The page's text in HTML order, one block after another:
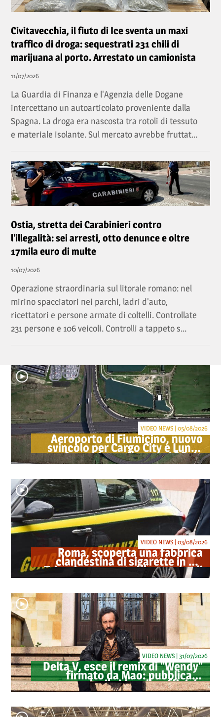
Civitavecchia, il fiuto di Ice sventa un maxi
traffico di droga: sequestrati 231 chili di
marijuana al porto. Arrestato un camionista
11/07/2026
La Guardia di Finanza e l'Agenzia delle Dogane
intercettano un autoarticolato proveniente dalla
Spagna. La droga era nascosta tra rotoli di tessuto
e materiale isolante. Sul mercato avrebbe fruttat...
Ostia, stretta dei Carabinieri contro
l'illegalità: sei arresti, otto denunce e oltre
17mila euro di multe
10/07/2026
Operazione straordinaria sul litorale romano: nel
mirino spacciatori nei parchi, ladri d'auto,
ricettatori e persone armate di coltelli. Controllate
231 persone e 106 veicoli. Controlli a tappeto s...
Aeroporto di Fiumicino, nuovo
svincolo per Cargo City e Lunga
Sosta: investimento ADR da
oltre 40 milioni
VIDEO NEWS | 05/08/2026
Roma, scoperta una fabbrica
clandestina di sigarette in via
Trigoria: sequestrati 1.350 kg di
tabacco
VIDEO NEWS | 03/08/2026
Delta V, esce il remix di "Wendy"
firmato da Mao: pubblicato
anche il videoclip ufficiale
VIDEO NEWS | 31/07/2026